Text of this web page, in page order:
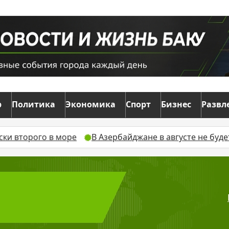
Политика Экономика Спорт Бизнес
в море В Азербайджане в августе не будет